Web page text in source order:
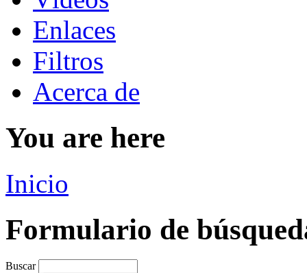
Enlaces
Filtros
Acerca de
You are here
Inicio
Formulario de
Buscar